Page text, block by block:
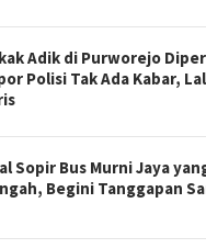
Adik di Purworejo
Polisi Tak Ada Kabar,
Sopir Bus Murni Jaya
Begini Tanggapan